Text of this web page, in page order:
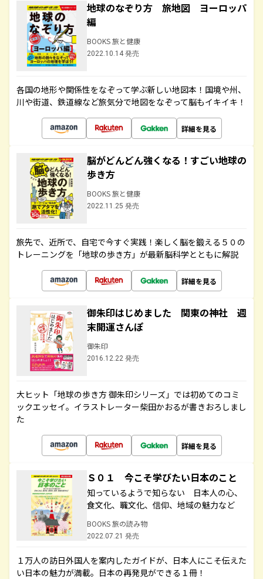
地球のなぞり方 旅地図 ヨーロッパ
編
BOOKS 旅と健康
2022.10.14 発売
各国の地形や関係性をなぞって学ぶ新しい地図本！国境や州、
川や街道、鉄道線など旅気分で地図をなぞって脳もイキイキ！
詳細を見る
脳がどんどん強くなる！すごい地球の
歩き方
BOOKS 旅と健康
2022.11.25 発売
旅先で、近所で、自宅で今すぐ実践！楽しく脳を鍛える５０の
トレーニングを「地球の歩き方」が最新脳科学とともに解説
詳細を見る
御朱印はじめました 関東の神社 週
末開運さんぽ
御朱印
2016.12.22 発売
大ヒット「地球の歩き方 御朱印シリーズ」では初めてのコミ
ックエッセイ。イラストレーター柴田かおるが書きおろしまし
た
詳細を見る
Ｓ０１ 今こそ学びたい日本のこと
知っているようで知らない 日本人の心、
食文化、職文化、信仰、地域の魅力など
BOOKS 旅の読み物
2022.07.21 発売
１万人の訪日外国人を案内したガイドが、日本人にこそ伝えた
い日本の魅力が満載。日本の再発見ができる１冊！